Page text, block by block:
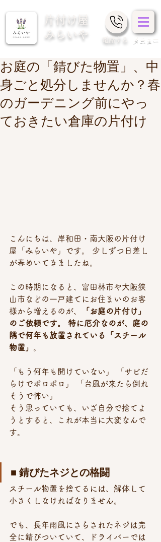
片付け屋
みらいや
​電話する メニュー
お庭の「錆びた物置」、中
身ごと処分しませんか？春
のガーデニング前にやっ
ておきたい倉庫の片付け
こんにちは、岸和田・南大阪の片付け
屋「みらいや」です。 少しずつ日差し
が春めいてきましたね。
この時期になると、富田林市や大阪狭
山市などの一戸建てにお住まいのお客
様から増えるのが、
「お庭の片付け」
のご依頼です。 特に厄介なのが、庭の
隅で何年も放置されている「スチール
物置」
「もう何年も開けていない」 「サビだ
らけでボロボロ」 「台風が来たら倒れ
そうで怖い」
そう思っていても、いざ自分で捨てよ
うとすると、これが本当に大変なんで
す。
■ 錆びたネジとの格闘
スチール物置を捨てるには、解体して
小さくしなければなりません。
でも、長年雨風にさらされたネジは完
全に錆びついていて、ドライバーでは